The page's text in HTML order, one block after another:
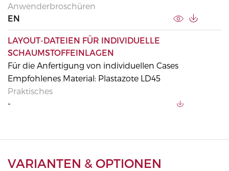
Anwenderbroschüren
EN
LAYOUT-DATEIEN FÜR INDIVIDUELLE
SCHAUMSTOFFEINLAGEN
Für die Anfertigung von individuellen Cases
Empfohlenes Material: Plastazote LD45
Praktisches
-
VARIANTEN & OPTIONEN